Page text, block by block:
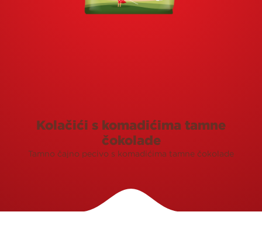
Kolačići s komadićima tamne
čokolade
Tamno čajno pecivo s komadićima tamne čokolade